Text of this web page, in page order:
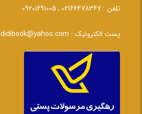
تلفن : 02166478367 , 09201691005
پست الکترونیک : didibook@yahoo.com